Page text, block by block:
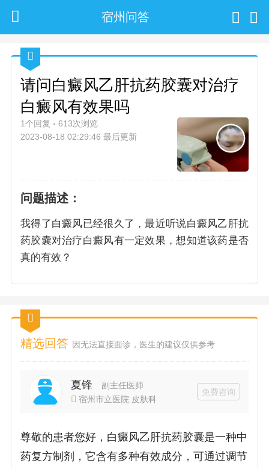
宿州问答
请问白癜风乙肝抗药胶囊对治疗
白癜风有效果吗
1个回复
613次浏览
2023-08-18 02:29:46 最后更新
问题描述：
我得了白癜风已经很久了，最近听说白癜风乙肝抗
药胶囊对治疗白癜风有一定效果，想知道该药是否
真的有效？
精选回答 因无法直接面诊，医生的建议仅供参考
夏锋
副主任医师
宿州市立医院 皮肤科
免费咨询
尊敬的患者您好，白癜风乙肝抗药胶囊是一种中
药复方制剂，它含有多种有效成分，可通过调节